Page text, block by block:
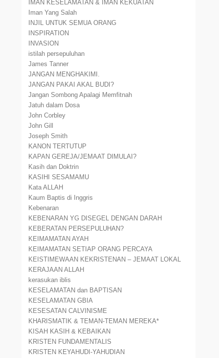
IMAN KESELAMATAN & IMAN KEKUATAN
Iman Yang Salah
INJIL UNTUK SEMUA ORANG
INSPIRATION
INVASION
istilah persepuluhan
James Tanner
JANGAN MENGHAKIMI.
JANGAN PAKAI AKAL BUDI?
Jangan Sombong Apalagi Memfitnah
Jatuh dalam Dosa
John Corbley
John Gill
Joseph Smith
KANON TERTUTUP
KAPAN GEREJA/JEMAAT DIMULAI?
Kasih dan Doktrin
KASIHI SESAMAMU
Kata ALLAH
Kaum Baptis di Inggris
Kebenaran
KEBENARAN YG DISEGEL DENGAN DARAH
KEBERATAN PERSEPULUHAN?
KEIMAMATAN AYAH
KEIMAMATAN SETIAP ORANG PERCAYA
KEISTIMEWAAN KEKRISTENAN – JEMAAT LOKAL
KERAJAAN ALLAH
kerasukan iblis
KESELAMATAN dan BAPTISAN
KESELAMATAN GBIA
KESESATAN CALVINISME
KHARISMATIK & TEMAN-TEMAN MEREKA*
KISAH KASIH & KEBAIKAN
KRISTEN FUNDAMENTALIS
KRISTEN KEYAHUDI-YAHUDIAN